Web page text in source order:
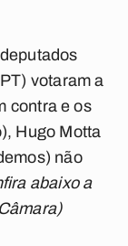
votaram a
contra e os
Hugo Motta
não
abaixo a